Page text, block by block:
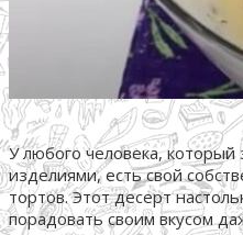
У любого человека, который
изделиями, есть свой
тортов. Этот десерт
порадовать своим вкусом